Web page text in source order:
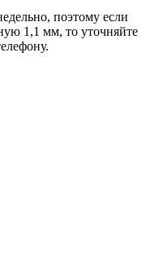
поэтому если
1,1 мм, то уточняйте